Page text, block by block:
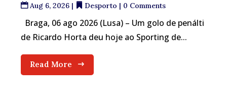
Aug 6, 2026 | Desporto | 0 Comments
Braga, 06 ago 2026 (Lusa) – Um golo de penálti
de Ricardo Horta deu hoje ao Sporting de...
Read More